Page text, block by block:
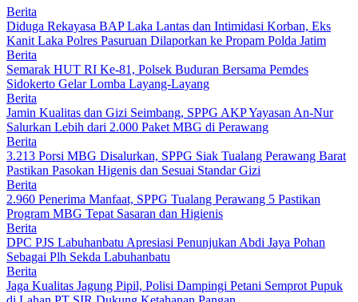
Berita
Diduga Rekayasa BAP Laka Lantas dan Intimidasi Korban, Eks
Kanit Laka Polres Pasuruan Dilaporkan ke Propam Polda Jatim
Berita
Semarak HUT RI Ke-81, Polsek Buduran Bersama Pemdes
Sidokerto Gelar Lomba Layang-Layang
Berita
Jamin Kualitas dan Gizi Seimbang, SPPG AKP Yayasan An-Nur
Salurkan Lebih dari 2.000 Paket MBG di Perawang
Berita
3.213 Porsi MBG Disalurkan, SPPG Siak Tualang Perawang Barat
Pastikan Pasokan Higenis dan Sesuai Standar Gizi
Berita
2.960 Penerima Manfaat, SPPG Tualang Perawang 5 Pastikan
Program MBG Tepat Sasaran dan Higienis
Berita
DPC PJS Labuhanbatu Apresiasi Penunjukan Abdi Jaya Pohan
Sebagai Plh Sekda Labuhanbatu
Berita
Jaga Kualitas Jagung Pipil, Polisi Dampingi Petani Semprot Pupuk